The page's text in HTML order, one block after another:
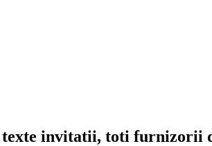
texte invitatii, toti